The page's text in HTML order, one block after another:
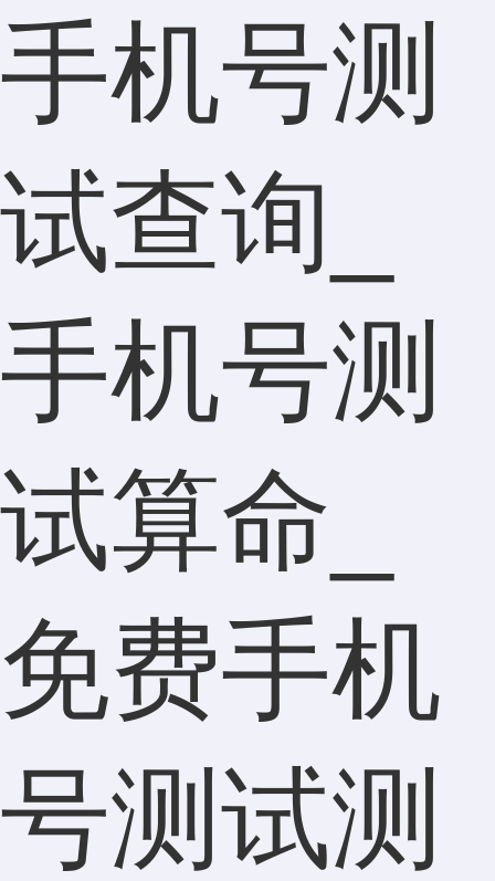
手机号测
试查询_
手机号测
试算命_
免费手机
号测试测